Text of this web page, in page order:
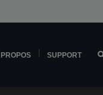
SUPPORT